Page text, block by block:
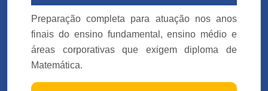
Preparação completa para atuação nos anos
finais do ensino fundamental, ensino médio e
áreas corporativas que exigem diploma de
Matemática.